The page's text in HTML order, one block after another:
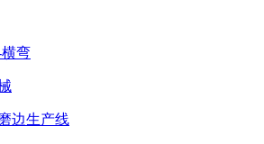
弯
边生产线